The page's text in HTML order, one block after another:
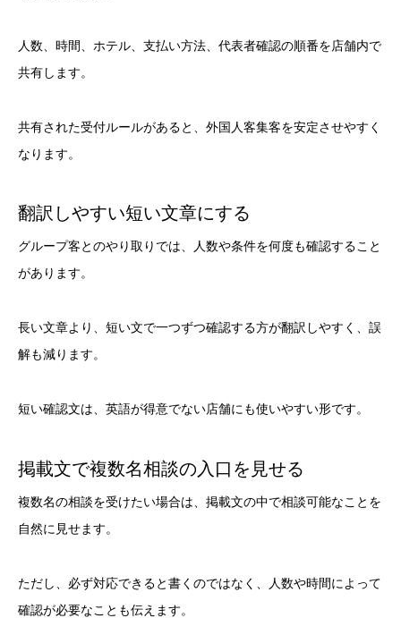
人数、時間、ホテル、支払い方法、代表者確認の順番を店舗内で
共有します。
共有された受付ルールがあると、外国人客集客を安定させやすく
なります。
翻訳しやすい短い文章にする
グループ客とのやり取りでは、人数や条件を何度も確認すること
があります。
長い文章より、短い文で一つずつ確認する方が翻訳しやすく、誤
解も減ります。
短い確認文は、英語が得意でない店舗にも使いやすい形です。
掲載文で複数名相談の入口を見せる
複数名の相談を受けたい場合は、掲載文の中で相談可能なことを
自然に見せます。
ただし、必ず対応できると書くのではなく、人数や時間によって
確認が必要なことも伝えます。